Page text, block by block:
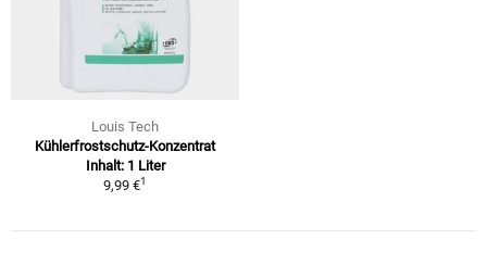
Louis Tech
Kühlerfrostschutz-Konzentrat
Inhalt: 1 Liter
9,99 €1